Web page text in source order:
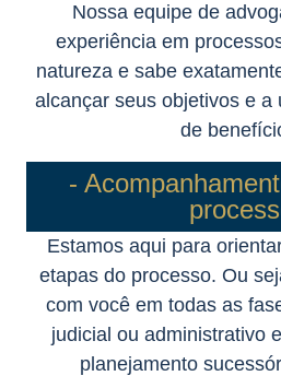
Nossa equipe de
experiência em
natureza e sabe
alcançar seus objetivos e a
de
-
Estamos aqui para
etapas do processo. Ou
com você em todas as
judicial ou administrativo
planejamento